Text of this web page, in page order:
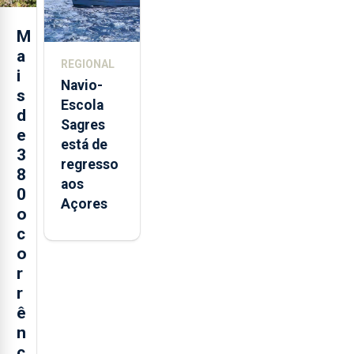
M
a
i
s
d
e
3
8
0
o
c
o
r
r
ê
n
e cria 30
postos de
REGIONAL
Navio-
Escola
Sagres
está de
regresso
aos
Açores